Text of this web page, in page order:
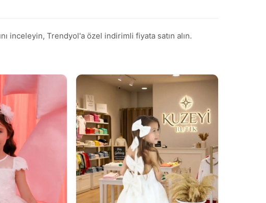
inceleyin, Trendyol'a özel indirimli fiyata satın alın.